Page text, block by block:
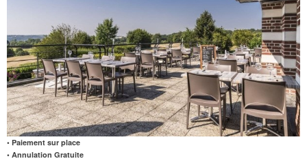
• Paiement sur place
• Annulation Gratuite